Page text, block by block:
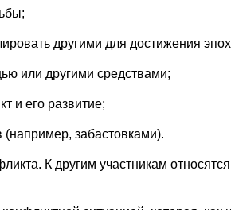
другими для достижения
или другими средствами;
и его развитие;
(например, забастовками).
К другим участникам